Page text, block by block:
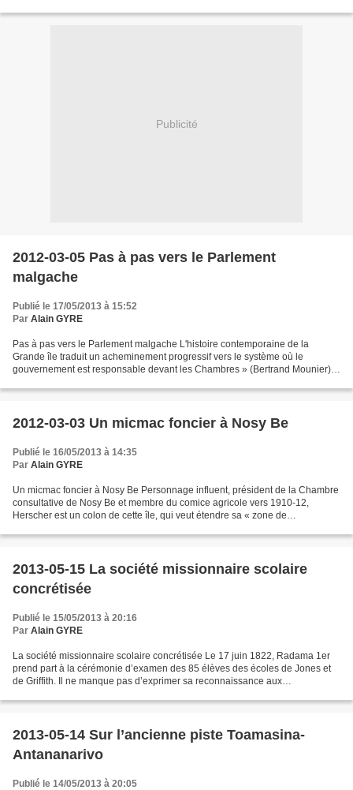
Publicité
2012-03-05 Pas à pas vers le Parlement
malgache
Publié le 17/05/2013 à 15:52
Par Alain GYRE
Pas à pas vers le Parlement malgache L'histoire contemporaine de la
Grande île traduit un acheminement progressif vers le système où le
gouvernement est responsable devant les Chambres » (Bertrand Mounier).
2012-03-03 Un micmac foncier à Nosy Be
Publié le 16/05/2013 à 14:35
Par Alain GYRE
Un micmac foncier à Nosy Be Personnage influent, président de la Chambre
consultative de Nosy Be et membre du comice agricole vers 1910-12,
Herscher est un colon de cette île, qui veut étendre sa « zone de
2013-05-15 La société missionnaire scolaire
concrétisée
Publié le 15/05/2013 à 20:16
Par Alain GYRE
La société missionnaire scolaire concrétisée Le 17 juin 1822, Radama 1er
prend part à la cérémonie d’examen des 85 élèves des écoles de Jones et
de Griffith. Il ne manque pas d’exprimer sa reconnaissance aux
2013-05-14 Sur l’ancienne piste Toamasina-
Antananarivo
Publié le 14/05/2013 à 20:05